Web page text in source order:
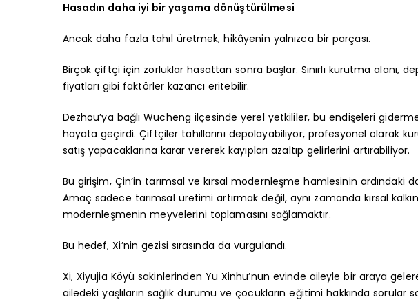
Hasadın daha iyi bir yaşama dönüştürülmesi
Ancak daha fazla tahıl üretmek, hikâyenin yalnızca bir parçası.
Birçok çiftçi için zorluklar hasattan sonra başlar. Sınırlı kurutma alanı,
fiyatları gibi faktörler kazancı eritebilir.
Dezhou’ya bağlı Wucheng ilçesinde yerel yetkililer, bu endişeleri
hayata geçirdi. Çiftçiler tahıllarını depolayabiliyor, profesyonel olarak
satış yapacaklarına karar vererek kayıpları azaltıp gelirlerini artırabiliyor.
Bu girişim, Çin’in tarımsal ve kırsal modernleşme hamlesinin ardındaki
Amaç sadece tarımsal üretimi artırmak değil, aynı zamanda kırsal
modernleşmenin meyvelerini toplamasını sağlamaktır.
Bu hedef, Xi’nin gezisi sırasında da vurgulandı.
Xi, Xiyujia Köyü sakinlerinden Yu Xinhu’nun evinde aileyle bir araya
ailedeki yaşlıların sağlık durumu ve çocukların eğitimi hakkında sorular